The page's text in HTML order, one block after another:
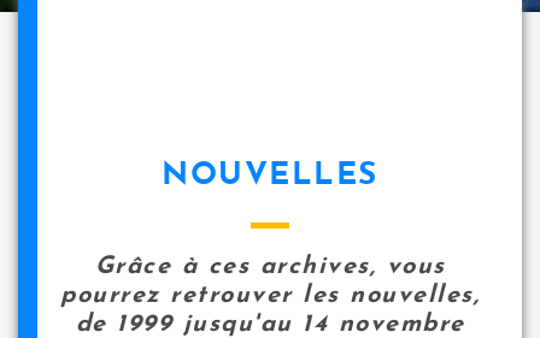
NOUVELLES
Grâce à ces archives, vous
pourrez retrouver les nouvelles,
de 1999 jusqu'au 14 novembre